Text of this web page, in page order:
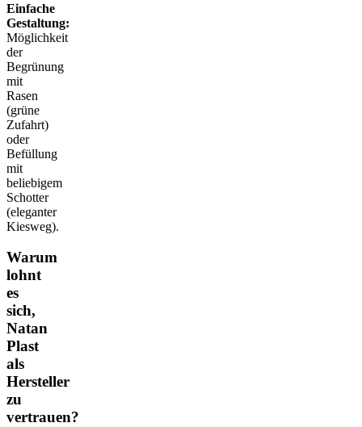
Einfache
Gestaltung:
Möglichkeit
der
Begrünung
mit
Rasen
(grüne
Zufahrt)
oder
Befüllung
mit
beliebigem
Schotter
(eleganter
Kiesweg).
Warum
lohnt
es
sich,
Natan
Plast
als
Hersteller
zu
vertrauen?